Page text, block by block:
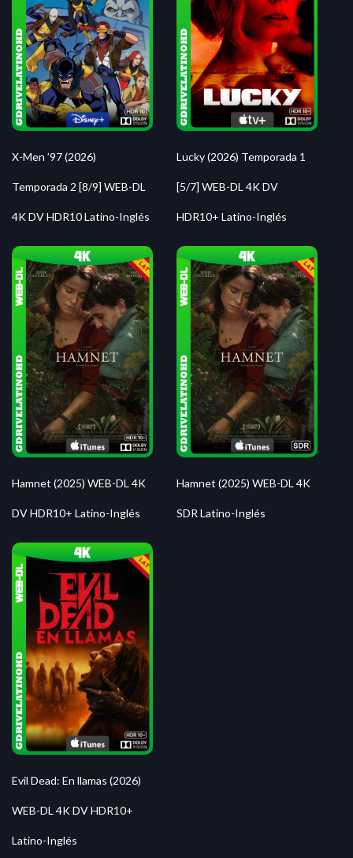
X-Men ’97 (2026)
Temporada 2 [8/9] WEB-DL
4K DV HDR10 Latino-Inglés
Lucky (2026) Temporada 1
[5/7] WEB-DL 4K DV
HDR10+ Latino-Inglés
Hamnet (2025) WEB-DL 4K
DV HDR10+ Latino-Inglés
Hamnet (2025) WEB-DL 4K
SDR Latino-Inglés
Evil Dead: En llamas (2026)
WEB-DL 4K DV HDR10+
Latino-Inglés